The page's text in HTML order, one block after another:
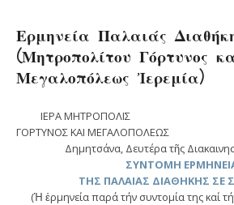
Ερμηνεία Παλαιάς
(Μητροπολίτου Γόρτυνος
Μεγαλοπόλεως Ἰερεμία)
IEΡΑ ΜΗΤΡΟΠΟΛΙΣ
ΓΟΡΤΥΝΟΣ ΚΑΙ ΜΕΓΑΛΟΠΟΛΕΩΣ
Δημητσάνα, Δευτέρα τῆς
ΣΥΝΤΟΜΗ
ΤΗΣ ΠΑΛΑΙΑΣ ΔΙΑΘΗΚΗΣ ΣΕ
(Ἡ ἑρμηνεία παρά τήν συντομία της καί